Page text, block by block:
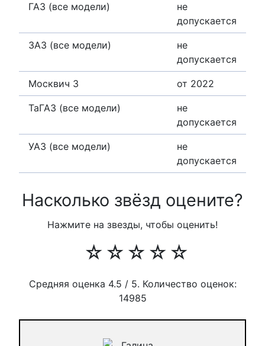
ГАЗ (все модели)
не
допускается
ЗАЗ (все модели)
не
допускается
Москвич 3 от 2022
ТаГАЗ (все модели)
не
допускается
УАЗ (все модели)
не
допускается
Насколько звёзд оцените?
Нажмите на звезды, чтобы оценить!
☆
☆
☆
☆
☆
Средняя оценка 4.5 / 5. Количество оценок:
14985